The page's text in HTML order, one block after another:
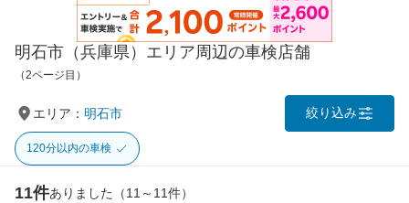
明石市（兵庫県）エリア周辺の車検店舗
（2ページ目）
エリア： 明石市 絞り込み
120分以内の車検
11件ありました（11～11件）